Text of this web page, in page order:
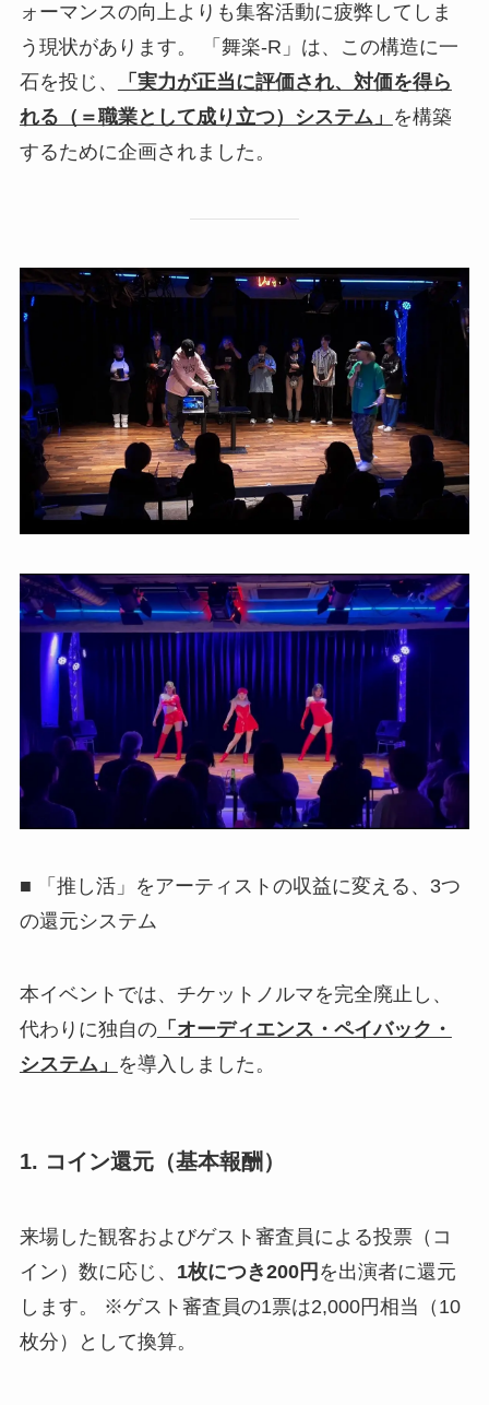
ォーマンスの向上よりも集客活動に疲弊してしま
う現状があります。 「舞楽-R」は、この構造に一
石を投じ、
「実力が正当に評価され、対価を得ら
れる（＝職業として成り立つ）システム」 を構築
するために企画されました。
■ 「推し活」をアーティストの収益に変える、3つ
の還元システム
本イベントでは、チケットノルマを完全廃止し、
代わりに独自の「オーディエンス・ペイバック・
システム」 を導入しました。
1. コイン還元（基本報酬）
来場した観客およびゲスト審査員による投票（コ
イン）数に応じ、 1枚につき200円 を出演者に還元
します。 ※ゲスト審査員の1票は2,000円相当（10
枚分）として換算。